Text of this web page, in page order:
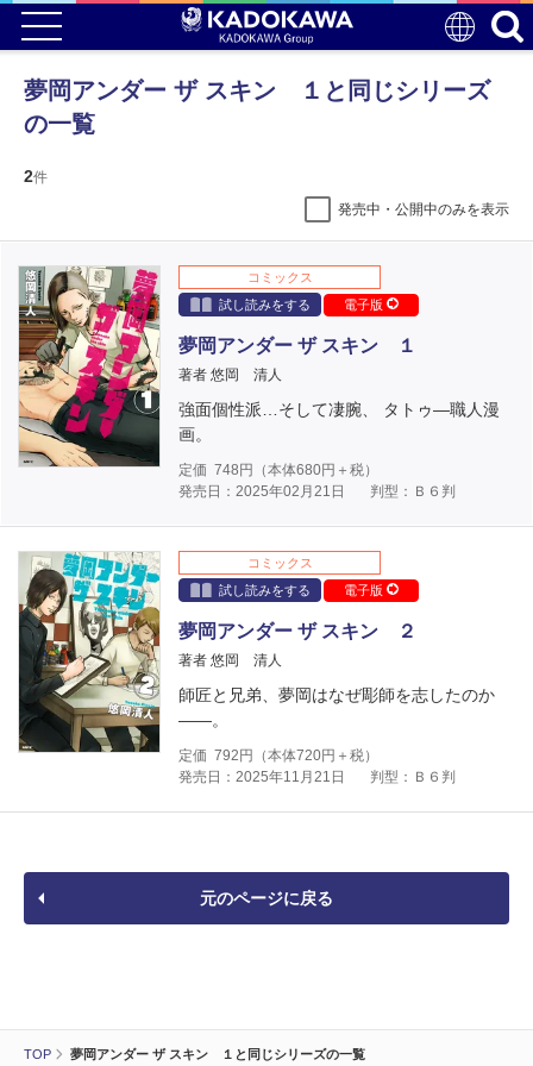
TOP 夢岡アンダー ザ スキン １と同じシリーズの一覧
夢岡アンダー ザ スキン １と同じシリーズ
の一覧
2件
発売中・公開中のみを表示
コミックス
試し読みをする
電子版
夢岡アンダー ザ スキン １
著者 悠岡 清人
強面個性派…そして凄腕、 タトゥ―職人漫
画。
定価 748 円（本体680円＋税）
発売日：2025年02月21日
判型：Ｂ６判
コミックス
試し読みをする
電子版
夢岡アンダー ザ スキン ２
著者 悠岡 清人
師匠と兄弟、夢岡はなぜ彫師を志したのか
――。
定価 792 円（本体720円＋税）
発売日：2025年11月21日
判型：Ｂ６判
元のページに戻る